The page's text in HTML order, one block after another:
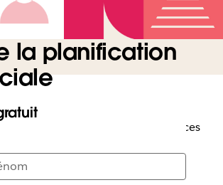
la planification
joué par les opérations
la collaboration et les performances